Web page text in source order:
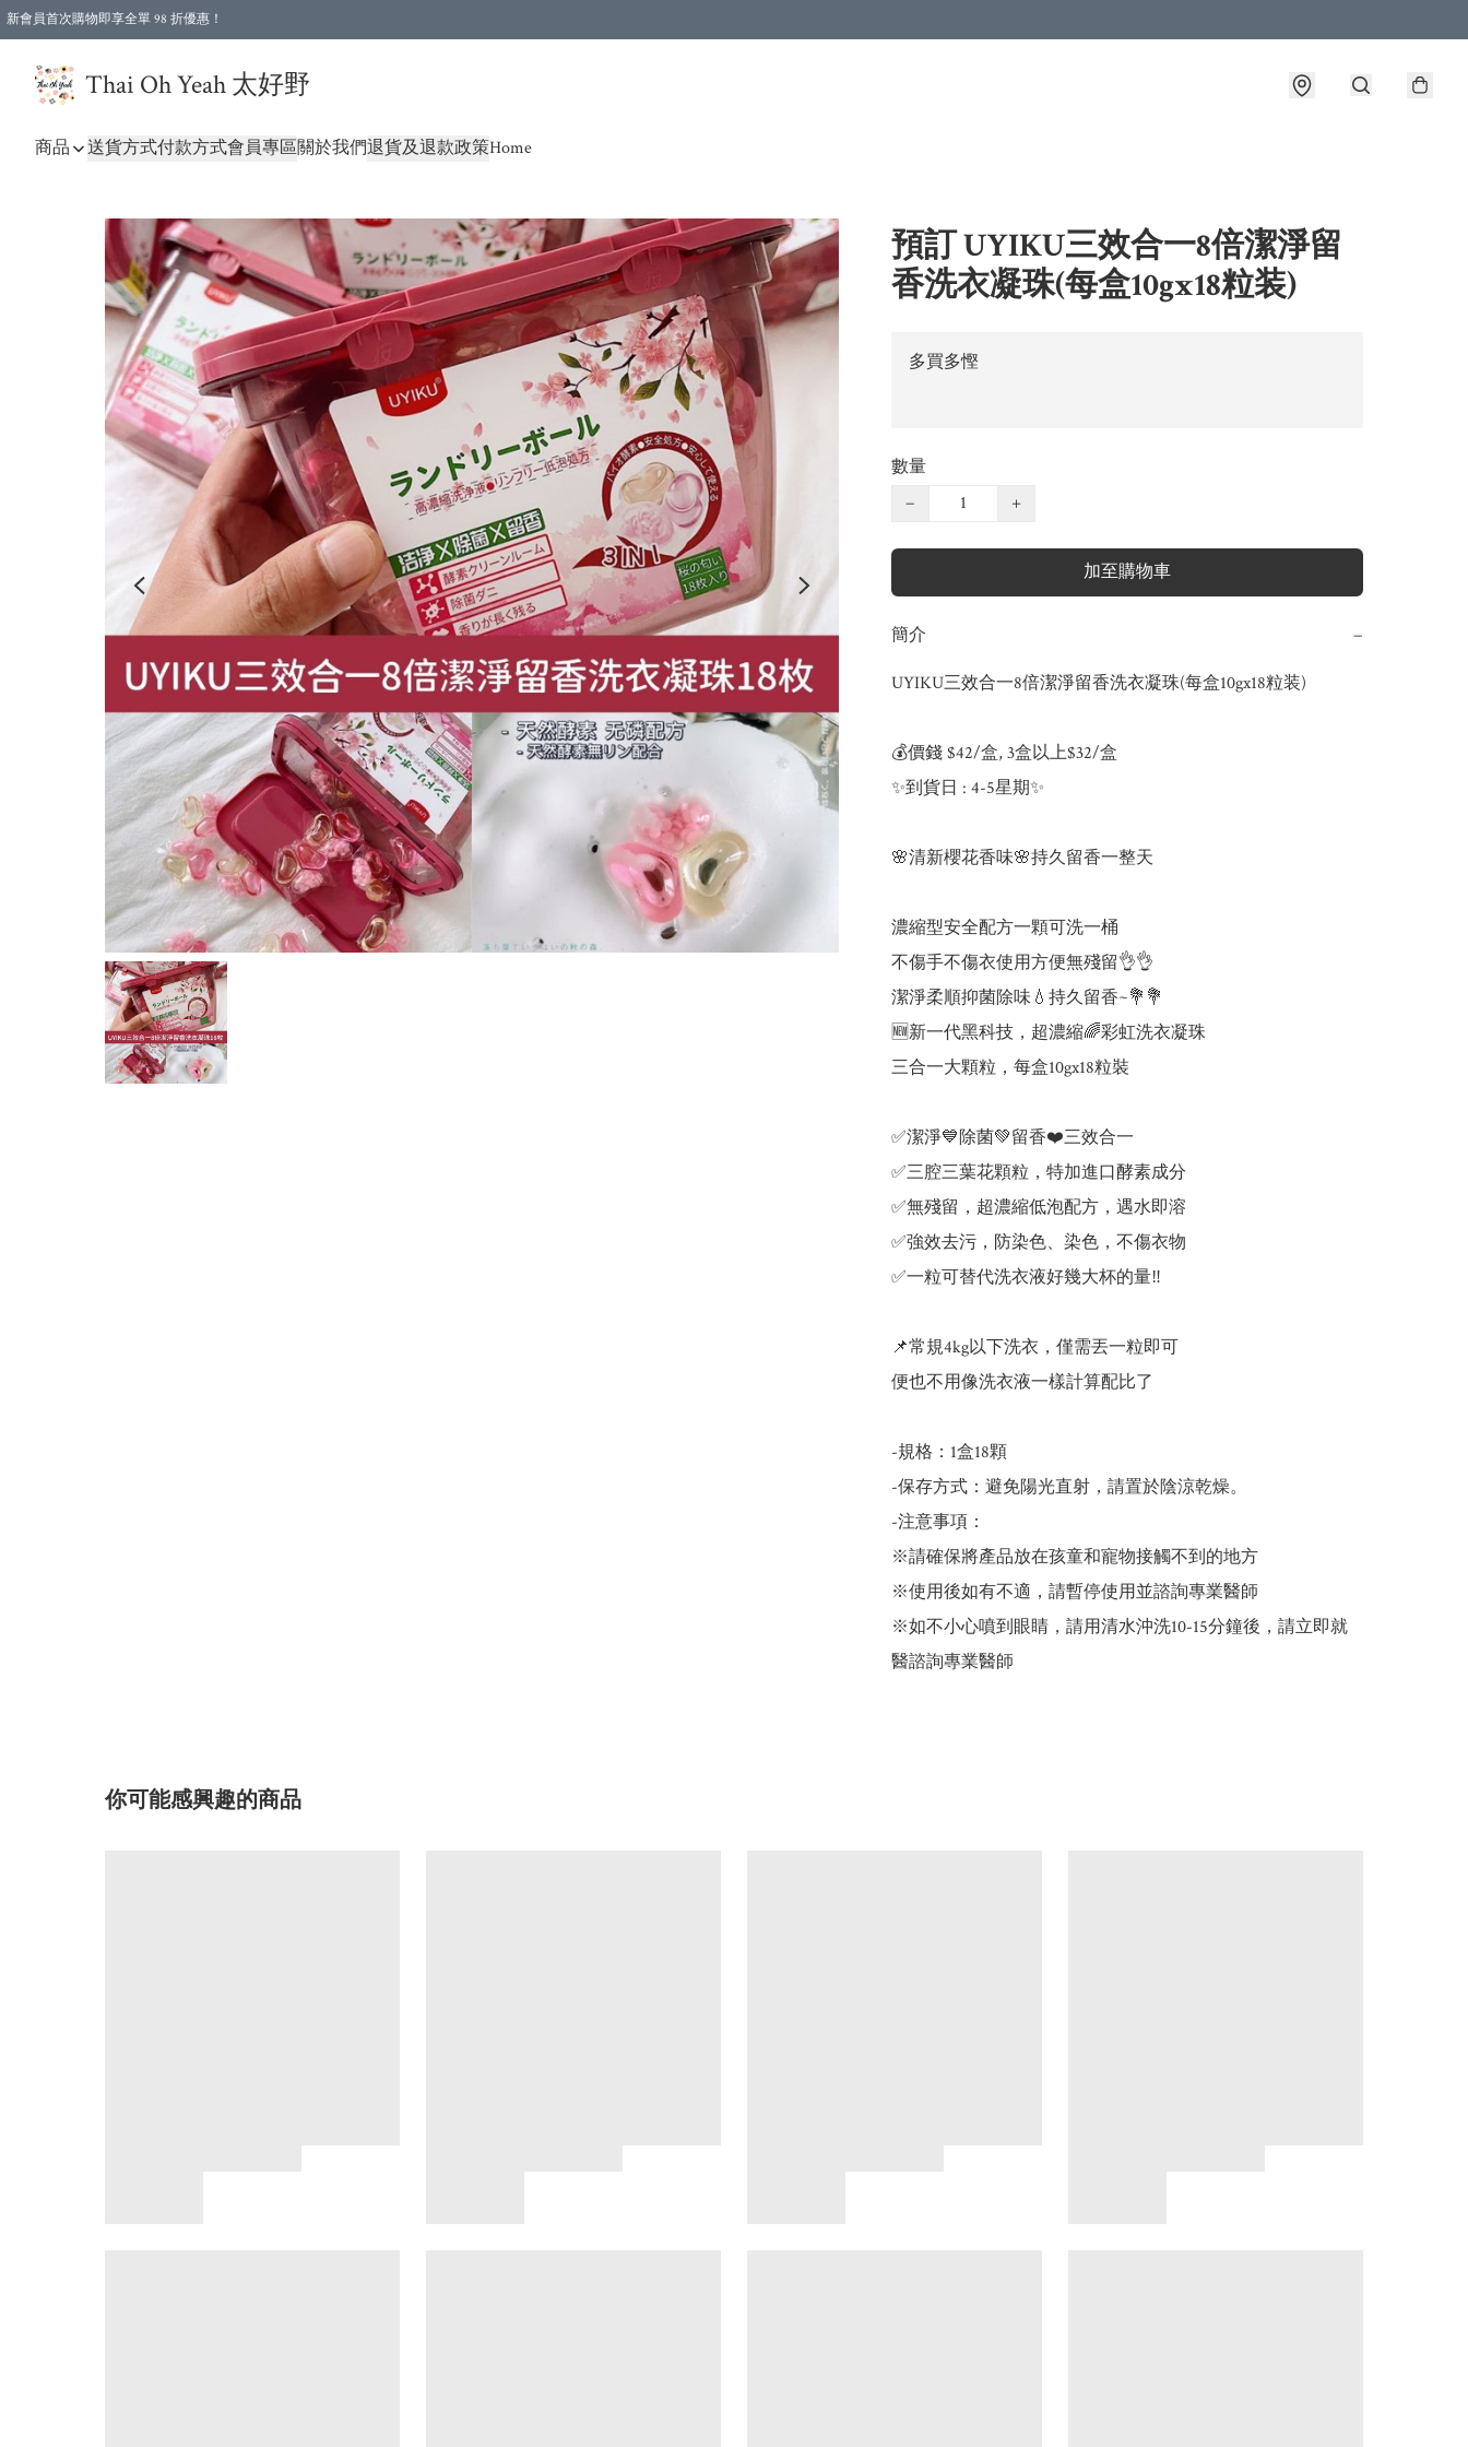
新會員首次購物即享全單 98 折優惠！
Thai Oh Yeah 太好野
商品 送貨方式付款方式會員專區關於我們退貨及退款政策Home
預訂 UYIKU三效合一8倍潔淨留
香洗衣凝珠(每盒10gx18粒装)
多買多慳
數量
−
+
加至購物車
簡介 −
UYIKU三效合一8倍潔淨留香洗衣凝珠(每盒10gx18粒装)
💰價錢 $42/盒, 3盒以上$32/盒
✨到貨日 : 4-5星期✨
🌸清新櫻花香味🌸持久留香一整天
濃縮型安全配方一顆可洗一桶
不傷手不傷衣使用方便無殘留👌👌
潔淨柔順抑菌除味💧持久留香~💐💐
🆕新一代黑科技，超濃縮🌈彩虹洗衣凝珠
三合一大顆粒，每盒10gx18粒裝
✅潔淨💙除菌💚留香❤️三效合一
✅三腔三葉花顆粒，特加進口酵素成分
✅無殘留，超濃縮低泡配方，遇水即溶
✅強效去污，防染色、染色，不傷衣物
✅一粒可替代洗衣液好幾大杯的量‼️
📌常規4kg以下洗衣，僅需丟一粒即可
便也不用像洗衣液一樣計算配比了
-規格：1盒18顆
-保存方式：避免陽光直射，請置於陰涼乾燥。
-注意事項：
※請確保將產品放在孩童和寵物接觸不到的地方
※使用後如有不適，請暫停使用並諮詢專業醫師
※如不小心噴到眼睛，請用清水沖洗10-15分鐘後，請立即就
醫諮詢專業醫師
你可能感興趣的商品